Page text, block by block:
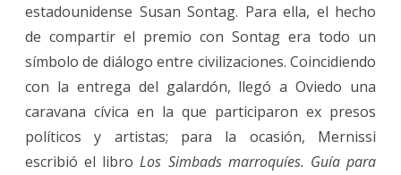
estadounidense Susan Sontag. Para ella, el hecho
de compartir el premio con Sontag era todo un
símbolo de diálogo entre civilizaciones. Coincidiendo
con la entrega del galardón, llegó a Oviedo una
caravana cívica en la que participaron ex presos
políticos y artistas; para la ocasión, Mernissi
escribió el libroLos Simbads marroquíes. Guía para